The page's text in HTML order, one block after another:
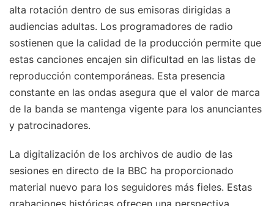
alta rotación dentro de sus emisoras dirigidas a
audiencias adultas. Los programadores de radio
sostienen que la calidad de la producción permite que
estas canciones encajen sin dificultad en las listas de
reproducción contemporáneas. Esta presencia
constante en las ondas asegura que el valor de marca
de la banda se mantenga vigente para los anunciantes
y patrocinadores.
La digitalización de los archivos de audio de las
sesiones en directo de la BBC ha proporcionado
material nuevo para los seguidores más fieles. Estas
grabaciones históricas ofrecen una perspectiva